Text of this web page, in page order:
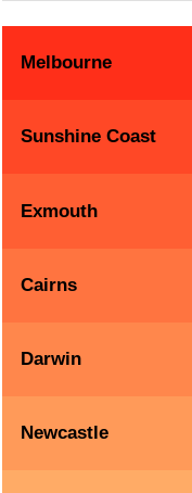
Melbourne
Sunshine Coast
Exmouth
Cairns
Darwin
Newcastle